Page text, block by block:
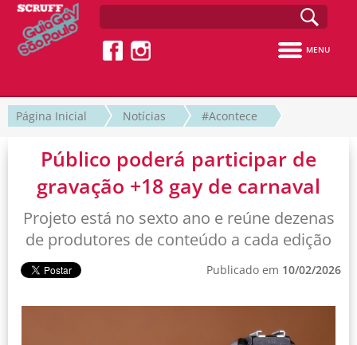
MENU
Página Inicial Notícias #Acontece
Público poderá participar de
gravação +18 gay de carnaval
Projeto está no sexto ano e reúne dezenas
de produtores de conteúdo a cada edição
Publicado em 10/02/2026